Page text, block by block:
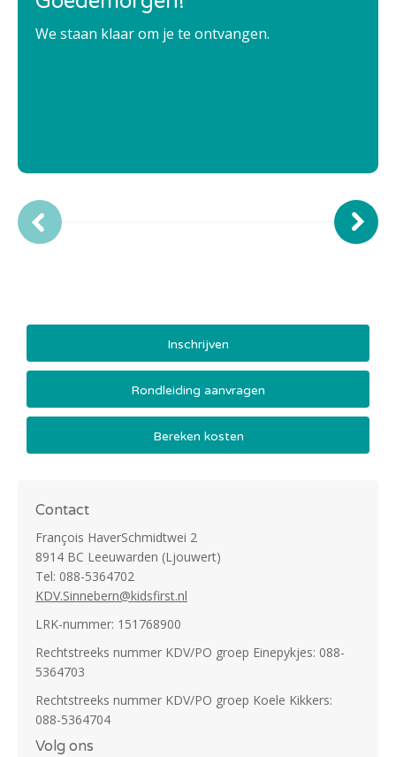
We staan klaar om je te ontvangen.
Inschrijven
Rondleiding aanvragen
Bereken kosten
Contact
François HaverSchmidtwei 2
8914 BC Leeuwarden (Ljouwert)
Tel: 088-5364702
KDV.Sinnebern@kidsfirst.nl
LRK-nummer: 151768900
Rechtstreeks nummer KDV/PO groep Einepykjes: 088-
5364703
Rechtstreeks nummer KDV/PO groep Koele Kikkers:
088-5364704
Volg ons